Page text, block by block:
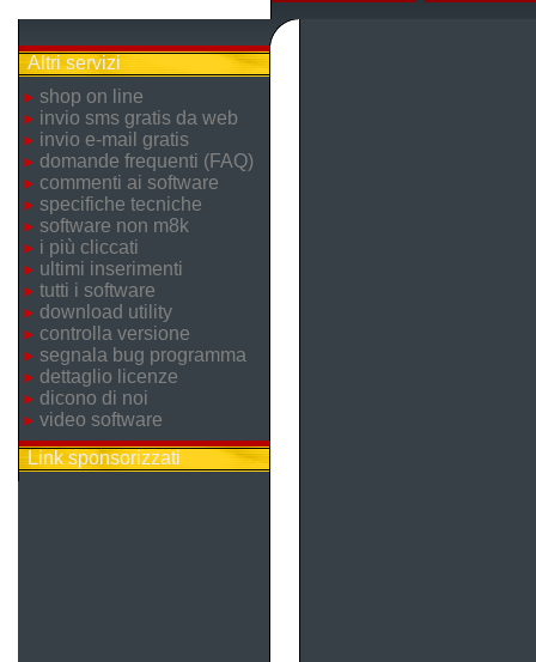
Altri servizi
shop on line
invio sms gratis da web
invio e-mail gratis
domande frequenti (FAQ)
commenti ai software
specifiche tecniche
software non m8k
i più cliccati
ultimi inserimenti
tutti i software
download utility
controlla versione
segnala bug programma
dettaglio licenze
dicono di noi
video software
Link sponsorizzati